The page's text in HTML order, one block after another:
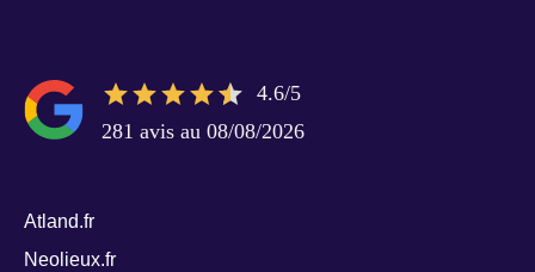
4.6/5
281 avis au 08/08/2026
Atland.fr
Neolieux.fr